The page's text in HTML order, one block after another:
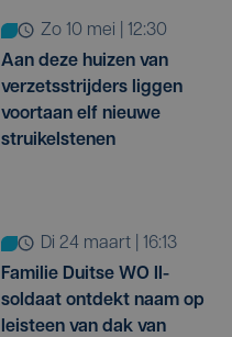
zo 10 mei | 12:30
Aan deze huizen van
verzetsstrijders liggen
voortaan elf nieuwe
struikelstenen
di 24 maart | 16:13
Familie Duitse WO II-
soldaat ontdekt naam op
leisteen van dak van